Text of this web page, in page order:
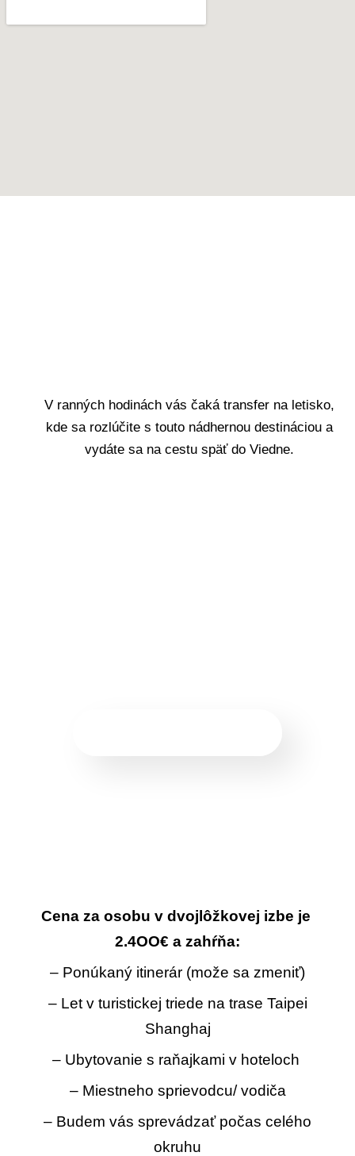
V ranných hodinách vás čaká transfer na letisko,
kde sa rozlúčite s touto nádhernou destináciou a
vydáte sa na cestu späť do Viedne.
Cena za osobu v dvojlôžkovej izbe je
2.4OO€ a zahŕňa:
– Ponúkaný itinerár (može sa zmeniť)
– Let v turistickej triede na trase Taipei
Shanghaj
– Ubytovanie s raňajkami v hoteloch
– Miestneho sprievodcu/ vodiča
– Budem vás sprevádzať počas celého
okruhu